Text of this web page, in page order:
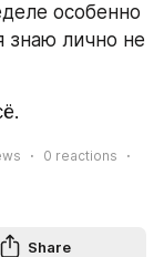
особенно
знаю лично не
0 reactions
Share